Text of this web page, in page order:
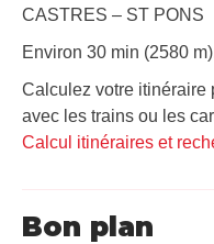
CASTRES – ST PONS
Environ 30 min (2580
Calculez votre itinéraire
avec les trains ou les
Calcul itinéraires et
Bon plan